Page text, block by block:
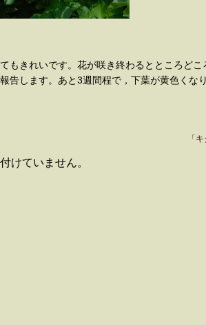
もきれいです。花が咲き終わるとところど
告します。あと3週間程で，下葉が黄色くな
「
けていません。